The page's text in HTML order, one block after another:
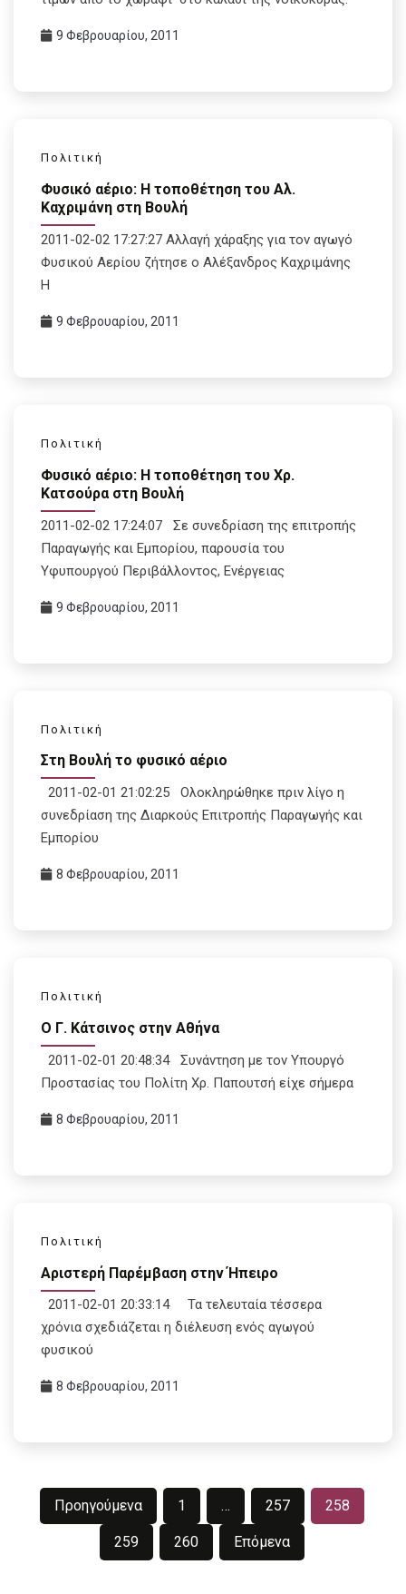
9 Φεβρουαρίου, 2011
Πολιτική
Φυσικό αέριο: Η τοποθέτηση του Αλ.
Καχριμάνη στη Βουλή
2011-02-02 17:27:27 Αλλαγή χάραξης για τον αγωγό
Φυσικού Αερίου ζήτησε ο Αλέξανδρος Καχριμάνης
Η
9 Φεβρουαρίου, 2011
Πολιτική
Φυσικό αέριο: Η τοποθέτηση του Χρ.
Κατσούρα στη Βουλή
2011-02-02 17:24:07 Σε συνεδρίαση της επιτροπής
Παραγωγής και Εμπορίου, παρουσία του
Υφυπουργού Περιβάλλοντος, Ενέργειας
9 Φεβρουαρίου, 2011
Πολιτική
Στη Βουλή το φυσικό αέριο
2011-02-01 21:02:25 Ολοκληρώθηκε πριν λίγο η
συνεδρίαση της Διαρκούς Επιτροπής Παραγωγής και
Εμπορίου
8 Φεβρουαρίου, 2011
Πολιτική
Ο Γ. Κάτσινος στην Αθήνα
2011-02-01 20:48:34 Συνάντηση με τον Υπουργό
Προστασίας του Πολίτη Χρ. Παπουτσή είχε σήμερα
8 Φεβρουαρίου, 2011
Πολιτική
Αριστερή Παρέμβαση στην Ήπειρο
2011-02-01 20:33:14 Τα τελευταία τέσσερα
χρόνια σχεδιάζεται η διέλευση ενός αγωγού
φυσικού
8 Φεβρουαρίου, 2011
Σελιδοποίηση
Προηγούμενα 1 … 257 258
259 260 Επόμενα